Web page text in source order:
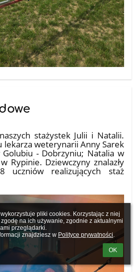
pliki cookies. Korzystając z niej
na ich używanie, zgodnie z aktualnymi
przeglądarki.
znajdziesz w Polityce prywatności.
OK
stażystek Julii i Natalii.
lekarza weterynarii Anny Sarek
- Dobrzyniu; Natalia w
Rypinie. Dziewczyny znalazły
realizujących staż